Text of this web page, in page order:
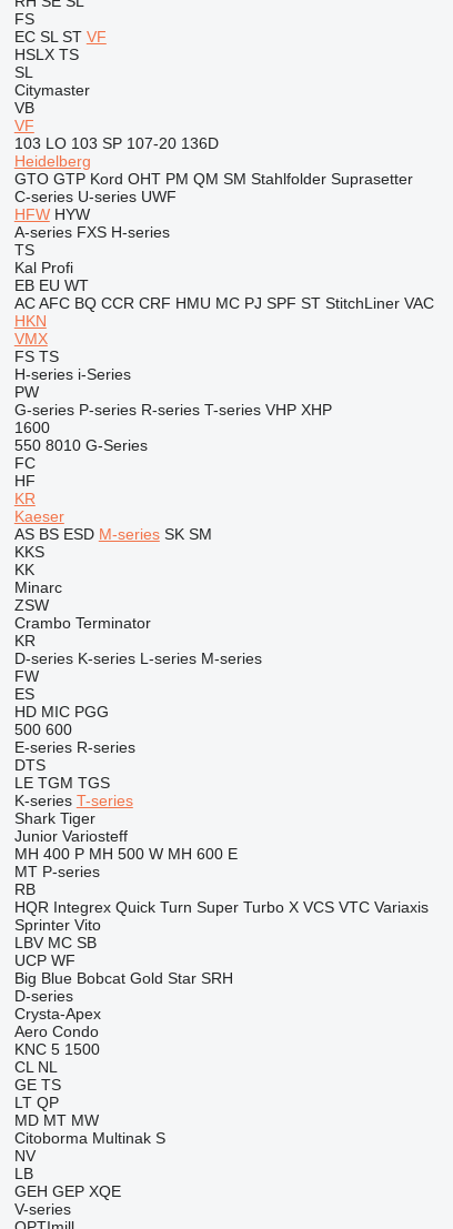
FS
EC SL ST VF
HSLX TS
SL
Citymaster
VB
VF
103 LO 103 SP 107-20 136D
Heidelberg
GTO GTP Kord OHT PM QM SM Stahlfolder Suprasetter
C-series U-series UWF
HFW HYW
A-series FXS H-series
TS
Kal Profi
EB EU WT
AC AFC BQ CCR CRF HMU MC PJ SPF ST StitchLiner VAC
HKN
VMX
FS TS
H-series i-Series
PW
G-series P-series R-series T-series VHP XHP
1600
550 8010 G-Series
FC
HF
KR
Kaeser
AS BS ESD M-series SK SM
KKS
KK
Minarc
ZSW
Crambo Terminator
KR
D-series K-series L-series M-series
FW
ES
HD MIC PGG
500 600
E-series R-series
DTS
LE TGM TGS
K-series T-series
Shark Tiger
Junior Variosteff
MH 400 P MH 500 W MH 600 E
MT P-series
RB
HQR Integrex Quick Turn Super Turbo X VCS VTC Variaxis
Sprinter Vito
LBV MC SB
UCP WF
Big Blue Bobcat Gold Star SRH
D-series
Crysta-Apex
Aero Condo
KNC 5 1500
CL NL
GE TS
LT QP
MD MT MW
Citoborma Multinak S
NV
LB
GEH GEP XQE
V-series